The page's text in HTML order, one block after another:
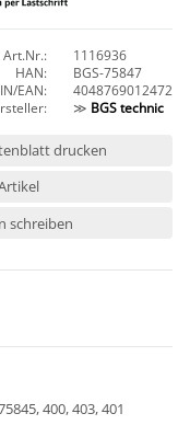
Art.Nr.:
1116936
HAN:
BGS-75847
EAN:
4048769012472
≫ BGS technic
drucken
schreiben
400, 403, 401